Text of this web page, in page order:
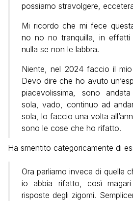
possiamo stravolgere,
Mi ricordo che mi fece
no no no tranquilla, in
nulla se non le labbra.
Niente, nel 2024 faccio il
Devo dire che ho avuto
piacevolissima, sono
sola, vado, continuo ad
sola, lo faccio una volta
sono le cose che ho rifatto.
Ha smentito categoricamente di
Ora parliamo invece di quelle
io abbia rifatto, così
risposte degli zigomi.